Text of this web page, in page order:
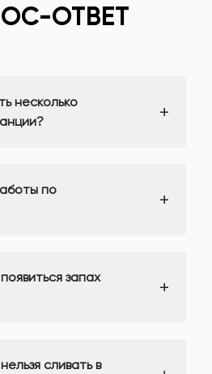
ОТВЕТ
несколько
по
запах
сливать в